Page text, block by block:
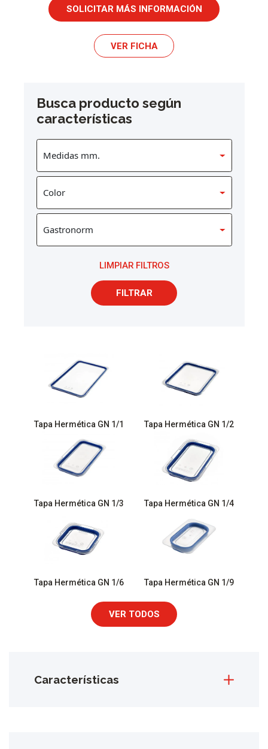
SOLICITAR MÁS INFORMACIÓN
VER FICHA
Busca producto según
características
LIMPIAR FILTROS
FILTRAR
Tapa Hermética GN 1/1 Tapa Hermética GN 1/2
Tapa Hermética GN 1/3 Tapa Hermética GN 1/4
Tapa Hermética GN 1/6 Tapa Hermética GN 1/9
VER TODOS
Características